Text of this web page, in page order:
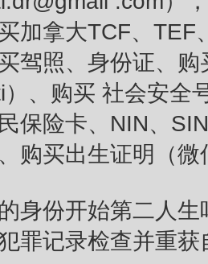
加拿大TCF、
驾照、身份证、
、购买 社会安全
保险卡、NIN、
购买出生证明（
身份开始第二人
罪记录检查并重